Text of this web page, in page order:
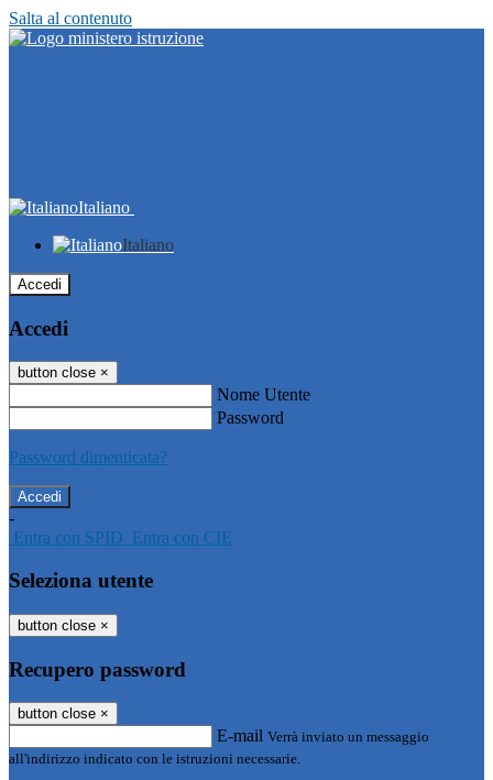
Salta al contenuto
Italiano
Italiano
Accedi
Accedi
button close ×
Nome Utente
Password
Password dimenticata?
-
Entra con SPID Entra con CIE
Seleziona utente
button close ×
Recupero password
button close ×
E-mail Verrà inviato un messaggio
all'indirizzo indicato con le istruzioni necessarie.